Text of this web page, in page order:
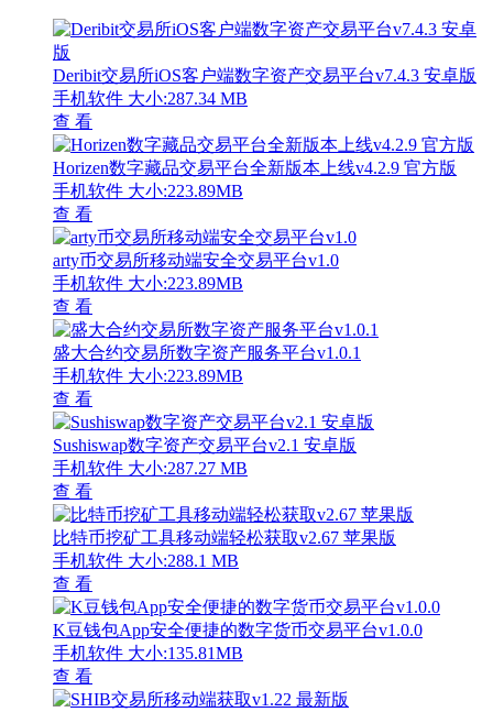
Deribit交易所iOS客户端数字资产交易平台v7.4.3 安卓版
手机软件 大小:287.34 MB
查 看
Horizen数字藏品交易平台全新版本上线v4.2.9 官方版
手机软件 大小:223.89MB
查 看
arty币交易所移动端安全交易平台v1.0
手机软件 大小:223.89MB
查 看
盛大合约交易所数字资产服务平台v1.0.1
手机软件 大小:223.89MB
查 看
Sushiswap数字资产交易平台v2.1 安卓版
手机软件 大小:287.27 MB
查 看
比特币挖矿工具移动端轻松获取v2.67 苹果版
手机软件 大小:288.1 MB
查 看
K豆钱包App安全便捷的数字货币交易平台v1.0.0
手机软件 大小:135.81MB
查 看